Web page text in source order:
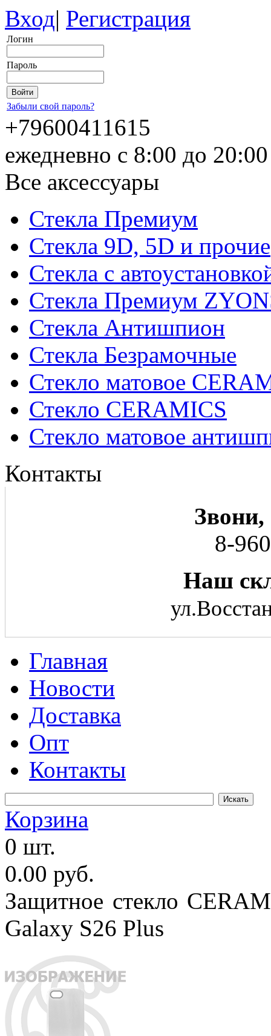
Вход| Регистрация
Логин
Пароль
Забыли свой пароль?
+79600411615
ежедневно с 8:00 до
Все аксессуары
Стекла Премиум
Стекла 9D, 5D и прочие
Стекла с
Стекла Премиум
Стекла Антишпион
Стекла Безрамочные
Стекло матовое
Стекло CERAMICS
Стекло матовое
Контакты
8-
Наш
Главная
Новости
Доставка
Опт
Контакты
Корзина
0 шт.
0.00 руб.
Защитное стекло
Galaxy S26 Plus